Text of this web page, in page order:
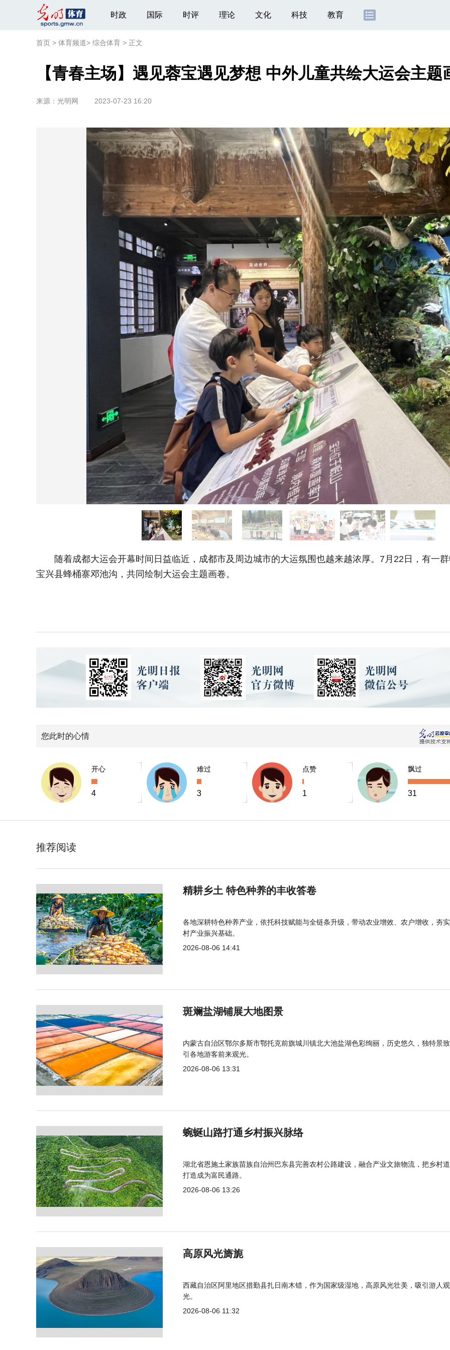
时政 国际 时评 理论 文化 科技 教育
首页 > 体育频道> 综合体育 > 正文
【青春主场】遇见蓉宝遇见梦想 中外儿童共绘大运会主题
来源： 光明网 2023-07-23 16:20
随着成都大运会开幕时间日益临近，成都市及周边城市的大运氛围也越来越浓厚。7月22日，有一
宝兴县蜂桶寨邓池沟，共同绘制大运会主题画卷。
您此时的心情
开心
4
难过
3
点赞
1
飘过
31
推荐阅读
精耕乡土 特色种养的丰收答卷
各地深耕特色种养产业，依托科技赋能与全链条升级，带动农业增效、农户增收，夯
村产业振兴基础。
2026-08-06 14:41
斑斓盐湖铺展大地图景
内蒙古自治区鄂尔多斯市鄂托克前旗城川镇北大池盐湖色彩绚丽，历史悠久，独特景
引各地游客前来观光。
2026-08-06 13:31
蜿蜒山路打通乡村振兴脉络
湖北省恩施土家族苗族自治州巴东县完善农村公路建设，融合产业文旅物流，把乡村
打造成为富民通路。
2026-08-06 13:26
高原风光旖旎
西藏自治区阿里地区措勤县扎日南木错，作为国家级湿地，高原风光壮美，吸引游人观
光。
2026-08-06 11:32